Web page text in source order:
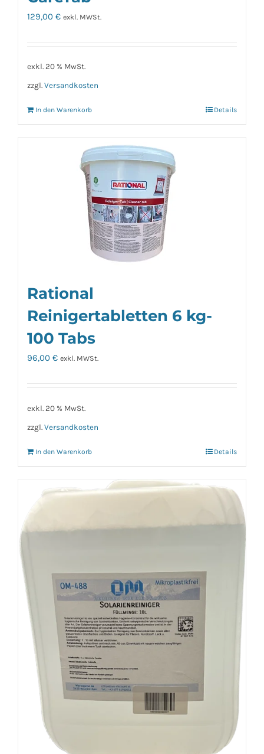
129,00 € exkl. MWSt.
exkl. 20 % MwSt.
zzgl. Versandkosten
In den Warenkorb Details
Rational
Reinigertabletten 6 kg-
100 Tabs
96,00 € exkl. MWSt.
exkl. 20 % MwSt.
zzgl. Versandkosten
In den Warenkorb Details